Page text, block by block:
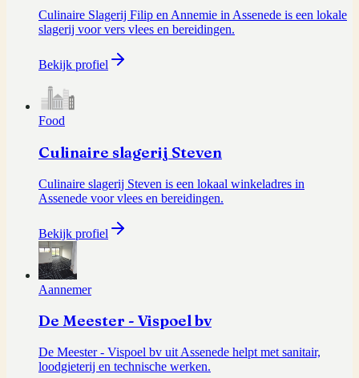
Culinaire Slagerij Filip en Annemie in Assenede is een lokale
slagerij voor vers vlees en bereidingen.
Bekijk profiel
Food
Culinaire slagerij Steven
Culinaire slagerij Steven is een lokaal winkeladres in
Assenede voor vlees en bereidingen.
Bekijk profiel
Aannemer
De Meester - Vispoel bv
De Meester - Vispoel bv uit Assenede helpt met sanitair,
loodgieterij en technische werken.